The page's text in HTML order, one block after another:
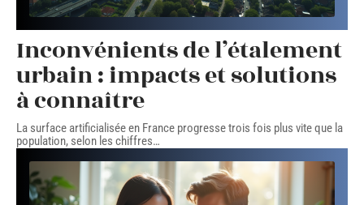
Inconvénients de l’étalement
urbain : impacts et solutions
à connaître
La surface artificialisée en France progresse trois fois plus vite que la
population, selon les chiffres…